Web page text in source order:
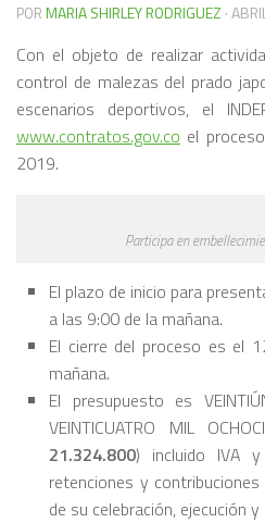
PORMARIA SHIRLEY RODRIGUEZ ·
Con el objeto de realizar
control de malezas del prado
escenarios deportivos, el
www.contratos.gov.co el
2019.
Participa en
El plazo de inicio para
a las 9:00 de la mañana.
El cierre del proceso es el
mañana.
El presupuesto es
VEINTICUATRO MIL
21.324.800) incluido IVA
retenciones y
de su celebración, ejecución y